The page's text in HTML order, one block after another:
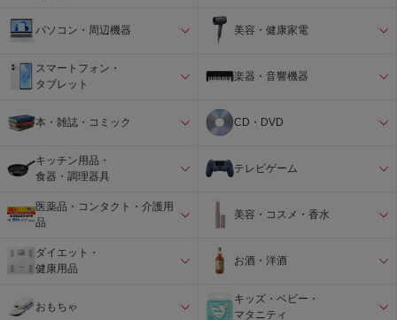
パソコン・周辺機器 美容・健康家電
スマートフォン・
タブレット
楽器・音響機器
本・雑誌・コミック CD・DVD
キッチン用品・
食器・調理器具
テレビゲーム
医薬品・コンタクト・介護用
品
美容・コスメ・香水
ダイエット・
健康用品
お酒・洋酒
おもちゃ
キッズ・ベビー・
マタニティ